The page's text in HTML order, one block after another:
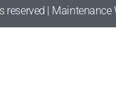
reserved |